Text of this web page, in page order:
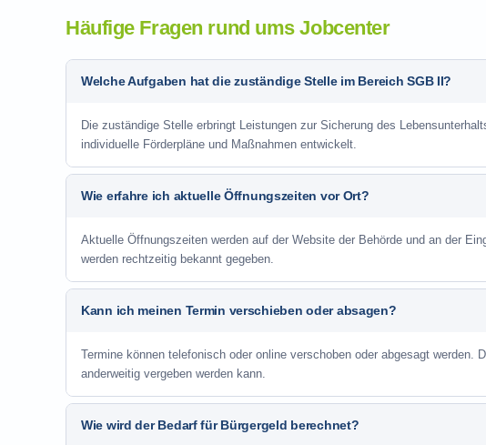
Häufige Fragen rund ums Jobcenter
Welche Aufgaben hat die zuständige Stelle im Bereich SGB II?
Die zuständige Stelle erbringt Leistungen zur Sicherung des
individuelle Förderpläne und Maßnahmen entwickelt.
Wie erfahre ich aktuelle Öffnungszeiten vor Ort?
Aktuelle Öffnungszeiten werden auf der Website der Behörde und an der
werden rechtzeitig bekannt gegeben.
Kann ich meinen Termin verschieben oder absagen?
Termine können telefonisch oder online verschoben oder abgesagt
anderweitig vergeben werden kann.
Wie wird der Bedarf für Bürgergeld berechnet?